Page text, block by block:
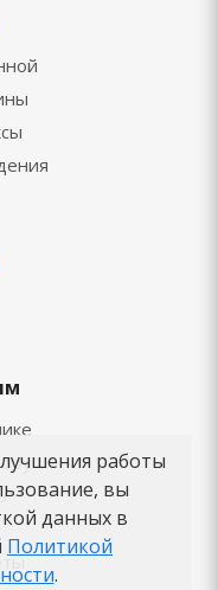
работы
вы
данных в
Политикой
.